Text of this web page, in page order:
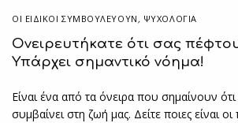
ΟΙ ΕΙΔΙΚΟΊ ΣΥΜΒΟΥΛΕΎΟΥΝ , ΨΥΧΟΛΟΓΙΑ
Ονειρευτήκατε ότι σας
Υπάρχει σημαντικό νόημα!
Είναι ένα από τα όνειρα που σημαίνουν ότι
συμβαίνει στη ζωή μας. Δείτε ποιες είναι οι